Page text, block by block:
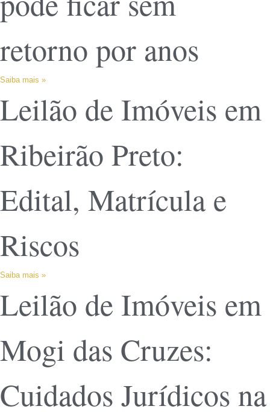
retorno por anos
Saiba mais »
Leilão de Imóveis em
Ribeirão Preto:
Edital, Matrícula e
Riscos
Saiba mais »
Leilão de Imóveis em
Mogi das Cruzes:
Cuidados Jurídicos na